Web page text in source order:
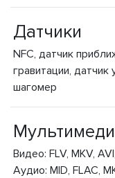
Датчики
NFC, датчик
гравитации, датчик
шагомер
Видео: FLV, MKV,
Аудио: MID, FLAC,